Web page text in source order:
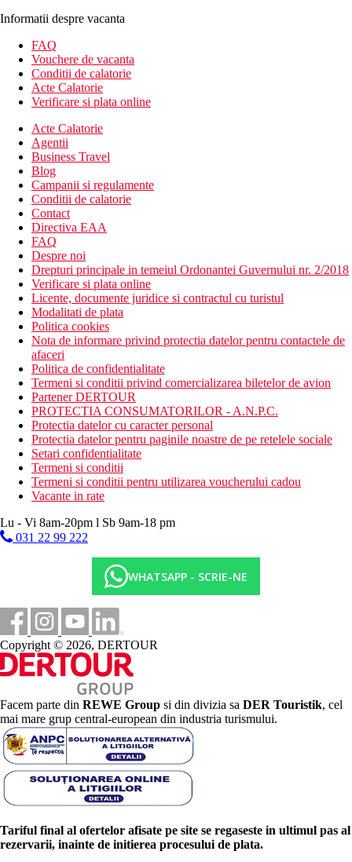
Informatii despre vacanta
FAQ
Vouchere de vacanta
Conditii de calatorie
Acte Calatorie
Verificare si plata online
Acte Calatorie
Agentii
Business Travel
Blog
Campanii si regulamente
Conditii de calatorie
Contact
Directiva EAA
FAQ
Despre noi
Drepturi principale in temeiul Ordonantei Guvernului nr. 2/2018
Verificare si plata online
Licente, documente juridice si contractul cu turistul
Modalitati de plata
Politica cookies
Nota de informare privind protectia datelor pentru contactele de
afaceri
Politica de confidentialitate
Termeni si conditii privind comercializarea biletelor de avion
Partener DERTOUR
PROTECTIA CONSUMATORILOR - A.N.P.C.
Protectia datelor cu caracter personal
Protectia datelor pentru paginile noastre de pe retelele sociale
Setari confidentialitate
Termeni si conditii
Termeni si conditii pentru utilizarea voucherului cadou
Vacante in rate
Lu - Vi 8am-20pm l Sb 9am-18 pm
031 22 99 222
WHATSAPP - SCRIE-NE
Copyright © 2026, DERTOUR
Facem parte din REWE Group si din divizia sa DER Touristik, cel
mai mare grup central-european din industria turismului.
Tariful final al ofertelor afisate pe site se regaseste in ultimul pas al
rezervarii, inainte de initierea procesului de plata.